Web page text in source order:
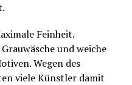
Feinheit.
und weiche
Wegen des
viele Künstler damit